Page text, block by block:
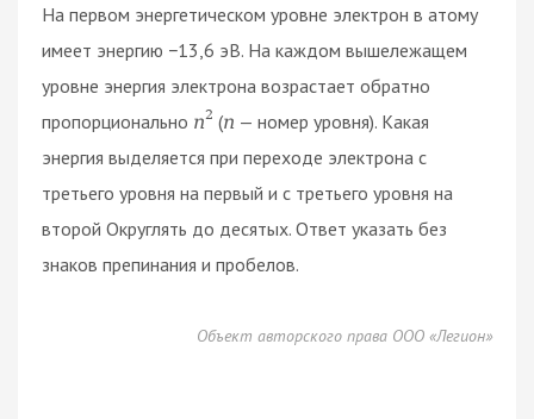
На первом энергетическом уровне электрон в атому
имеет энергию −13,6 эВ. На каждом вышележащем
уровне энергия электрона возрастает обратно
пропорционально n2 (n — номер уровня). Какая
энергия выделяется при переходе электрона с
третьего уровня на первый и с третьего уровня на
второй Округлять до десятых. Ответ указать без
знаков препинания и пробелов.
Объект авторского права ООО «Легион»